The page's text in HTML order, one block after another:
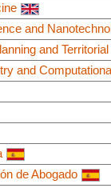
and
and
and
de Abogado